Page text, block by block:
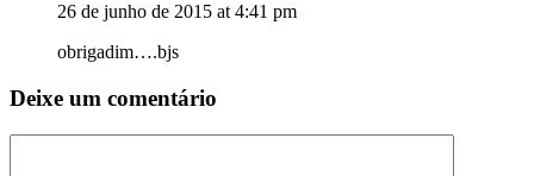
26 de junho de 2015 at 4:41 pm
obrigadim….bjs
Deixe um comentário